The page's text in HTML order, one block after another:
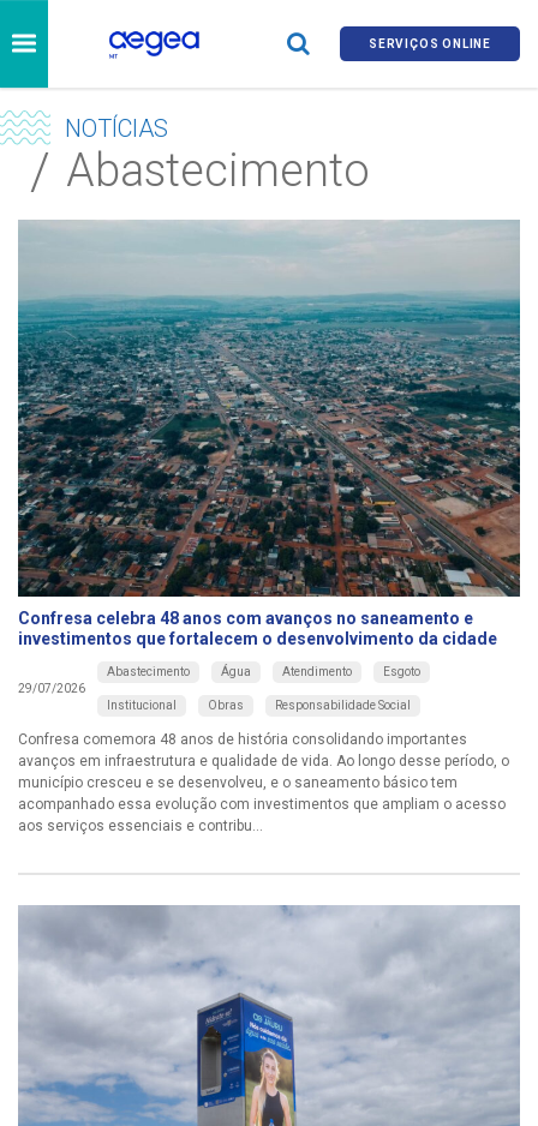
SERVIÇOS ONLINE
NOTÍCIAS
Abastecimento
Confresa celebra 48 anos com avanços no saneamento e
investimentos que fortalecem o desenvolvimento da cidade
29/07/2026
Abastecimento Água Atendimento Esgoto
Institucional Obras Responsabilidade Social
Confresa comemora 48 anos de história consolidando importantes
avanços em infraestrutura e qualidade de vida. Ao longo desse período, o
município cresceu e se desenvolveu, e o saneamento básico tem
acompanhado essa evolução com investimentos que ampliam o acesso
aos serviços essenciais e contribu...